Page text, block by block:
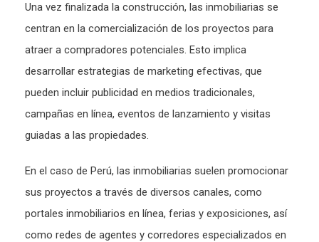
Una vez finalizada la construcción, las inmobiliarias se
centran en la comercialización de los proyectos para
atraer a compradores potenciales. Esto implica
desarrollar estrategias de marketing efectivas, que
pueden incluir publicidad en medios tradicionales,
campañas en línea, eventos de lanzamiento y visitas
guiadas a las propiedades.
En el caso de Perú, las inmobiliarias suelen promocionar
sus proyectos a través de diversos canales, como
portales inmobiliarios en línea, ferias y exposiciones, así
como redes de agentes y corredores especializados en